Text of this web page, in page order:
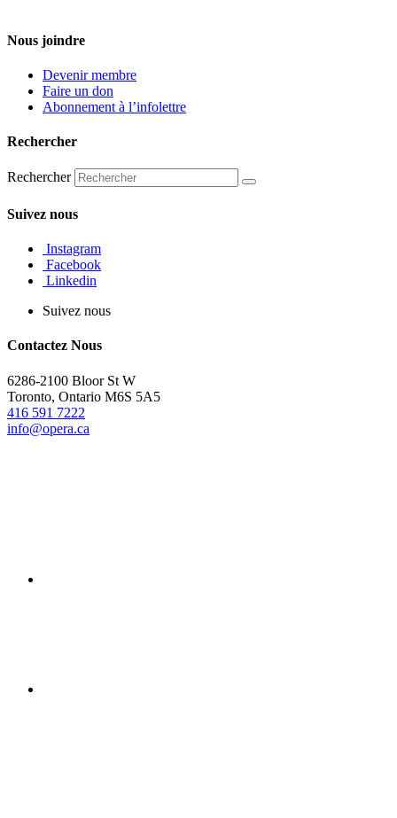
Nous joindre
Devenir membre
Faire un don
Abonnement à l’infolettre
Rechercher
Rechercher
Suivez nous
Instagram
Facebook
Linkedin
Suivez nous
Contactez Nous
6286-2100 Bloor St W
Toronto, Ontario M6S 5A5
416 591 7222
info@opera.ca